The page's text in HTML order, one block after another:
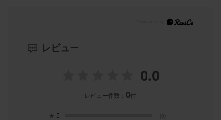
レビュー
0.0
レビュー件数： 0件
★ 5 (0)